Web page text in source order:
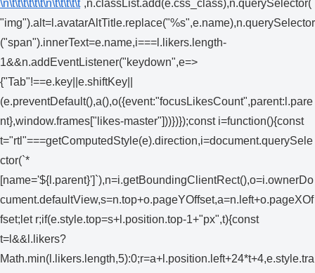
\n\t\t\t\t\t\t\n\t\t\t\t\t`,n.classList.add(e.css_class),n.querySelector(
"img").alt=l.avatarAltTitle.replace("%s",e.name),n.querySelector
("span").innerText=e.name,i===l.likers.length-
1&&n.addEventListener("keydown",e=>
{"Tab"!==e.key||e.shiftKey||
(e.preventDefault(),a(),o({event:"focusLikesCount",parent:l.pare
nt},window.frames["likes-master"]))})});const i=function(){const
t="rtl"===getComputedStyle(e).direction,i=document.querySele
ctor(`*
[name='${l.parent}']`),n=i.getBoundingClientRect(),o=i.ownerDo
cument.defaultView,s=n.top+o.pageYOffset,a=n.left+o.pageXOf
fset;let r;if(e.style.top=s+l.position.top-1+"px",t){const
t=l&&l.likers?
Math.min(l.likers.length,5):0;r=a+l.position.left+24*t+4,e.style.tra